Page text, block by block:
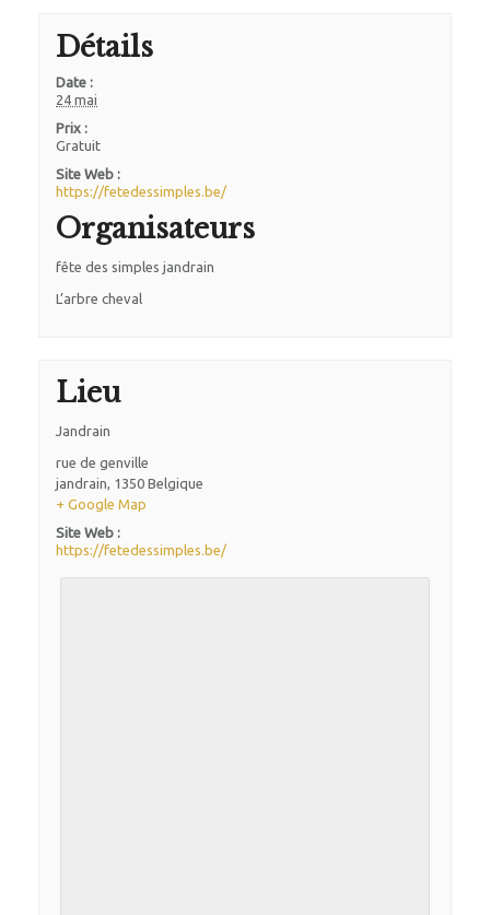
CONTACT
Détails
Date :
24 mai
Prix :
Gratuit
Site Web :
https://fetedessimples.be/
Organisateurs
fête des simples jandrain
L’arbre cheval
Lieu
Jandrain
rue de genville
jandrain 1350 Belgique
+ Google Map
Site Web :
https://fetedessimples.be/